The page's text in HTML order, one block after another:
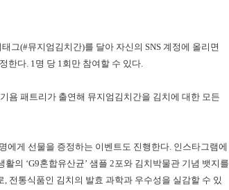
그(#뮤지엄김치간)를 달아 자신의 SNS 계정에 올리면
한다. 1명 당 1회만 참여할 수 있다.
욤 패트리가 출연해 뮤지엄김치간을 김치에 대한 모든
에게 선물을 증정하는 이벤트도 진행한다. 인스타그램에
의 ‘G9혼합유산균’ 샘플 2포와 김치박물관 기념 뱃지를
전통식품인 김치의 발효 과학과 우수성을 실감할 수 있